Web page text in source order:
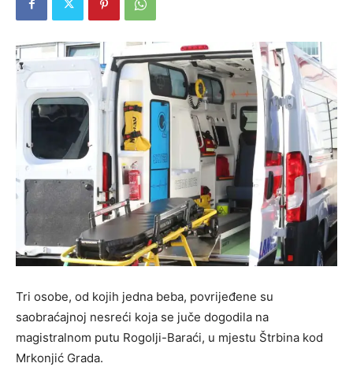
Tri osobe, od kojih jedna beba, povrijeđene su
saobraćajnoj nesreći koja se juče dogodila na
magistralnom putu Rogolji-Baraći, u mjestu Štrbina kod
Mrkonjić Grada.